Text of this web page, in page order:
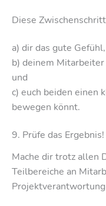
Diese
a) dir das gute
b) deinem
und
c) euch beiden einen
bewegen könnt.
9. Prüfe das Ergebnis!
Mache dir trotz allen
Teilbereiche an